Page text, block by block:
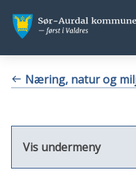
Sør-
Aurdal
kommune
Du Næring, natur og
Vis undermeny